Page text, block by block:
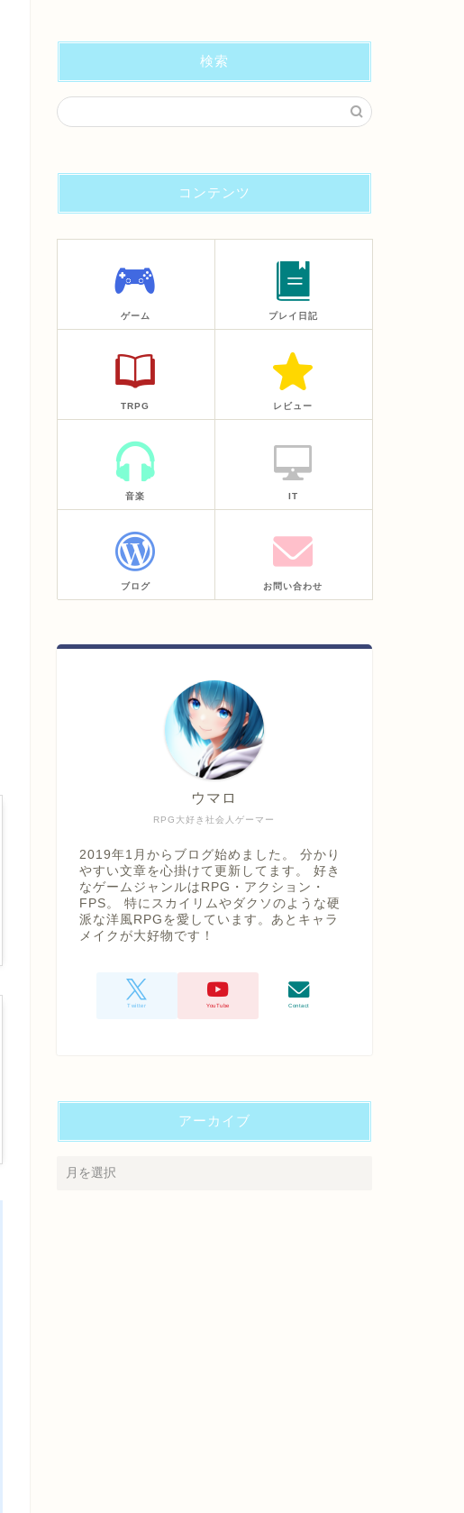
検索
コンテンツ
ゲーム プレイ日記
TRPG レビュー
音楽 IT
ブログ お問い合わせ
RPG大好き社会人ゲーマー
ウマロ
2019年1月からブログ始めました。 分かり
やすい文章を心掛けて更新してます。 好き
なゲームジャンルはRPG・アクション・
FPS。 特にスカイリムやダクソのような硬
派な洋風RPGを愛しています。あとキャラ
メイクが大好物です！
アーカイブ